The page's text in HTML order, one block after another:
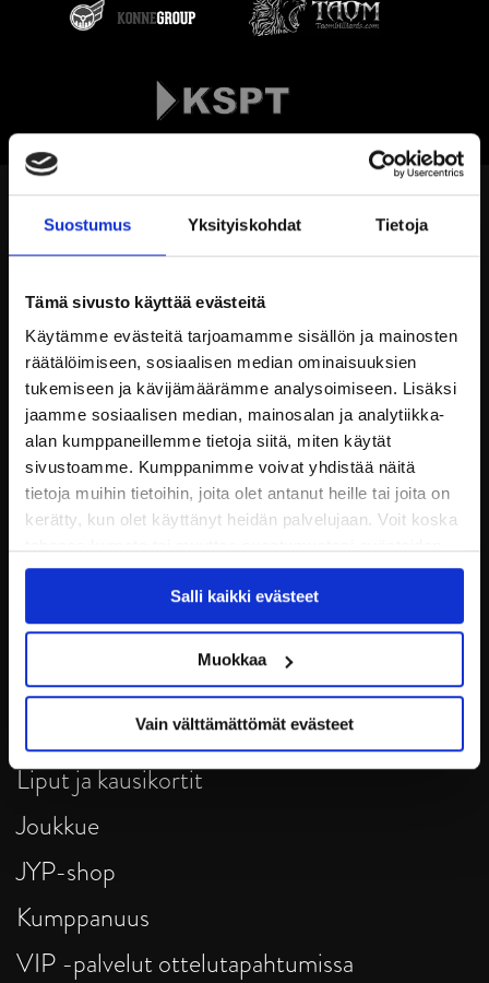
Suostumus Yksityiskohdat Tietoja
Tämä sivusto käyttää evästeitä
Käytämme evästeitä tarjoamamme sisällön ja mainosten
räätälöimiseen, sosiaalisen median ominaisuuksien
tukemiseen ja kävijämäärämme analysoimiseen. Lisäksi
jaamme sosiaalisen median, mainosalan ja analytiikka-
alan kumppaneillemme tietoja siitä, miten käytät
sivustoamme. Kumppanimme voivat yhdistää näitä
tietoja muihin tietoihin, joita olet antanut heille tai joita on
kerätty, kun olet käyttänyt heidän palvelujaan. Voit koska
käytöstäEvästeet-sivultamme.
Salli kaikki evästeet
Muokkaa
Vain välttämättömät evästeet
JYP Jyväskylä Oy
Puistokatu 21, 40200 Jyväskylä
Tietosuoja
Ottelut
Liput ja kausikortit
Joukkue
JYP-shop
Kumppanuus
VIP -palvelut ottelutapahtumissa